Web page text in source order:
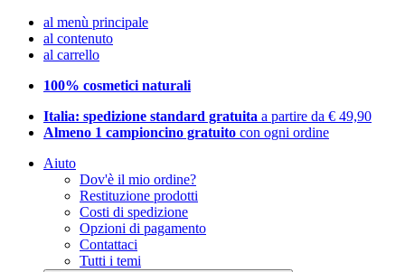
al menù principale
al contenuto
al carrello
100% cosmetici naturali
Italia: spedizione standard gratuita a partire da € 49,90
Almeno 1 campioncino gratuito con ogni ordine
Aiuto
Dov'è il mio ordine?
Restituzione prodotti
Costi di spedizione
Opzioni di pagamento
Contattaci
Tutti i temi